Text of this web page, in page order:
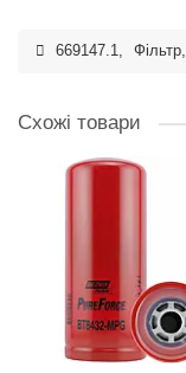
669147.1, Фільтр,
Схожі товари